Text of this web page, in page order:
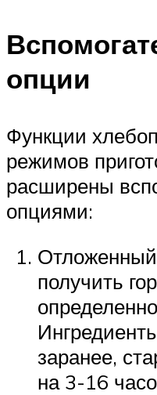
опции
Функции
режимов
расширены
опциями:
Отложенный
получить
заранее,
на 3-16